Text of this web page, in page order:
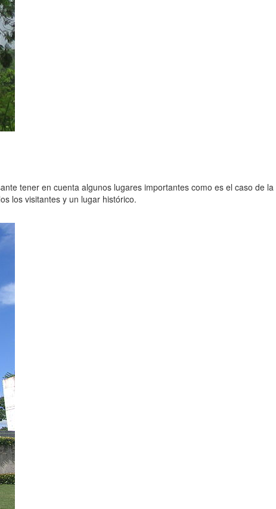
tener en cuenta algunos lugares importantes como es el caso de la
los visitantes y un lugar histórico.